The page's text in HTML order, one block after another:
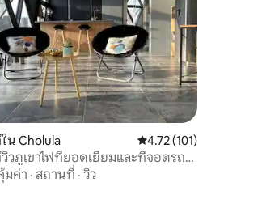
น Cholula คะแนนเฉลี่ย 4.72 จาก
4.72 (101)
วภูเขาไฟที่ยอดเยี่ยมและที่จอดรถที่
ย
มค่า · สถานที่ · วิว